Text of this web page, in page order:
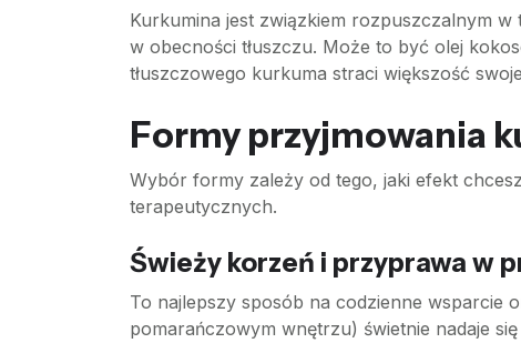
Kurkumina jest związkiem rozpuszczalnym
w obecności tłuszczu. Może to być olej
tłuszczowego kurkuma straci większość
Formy przyjmowania
Wybór formy zależy od tego, jaki efekt
terapeutycznych.
Świeży korzeń i przyprawa w
To najlepszy sposób na codzienne wsparcie
pomarańczowym wnętrzu) świetnie nadaje